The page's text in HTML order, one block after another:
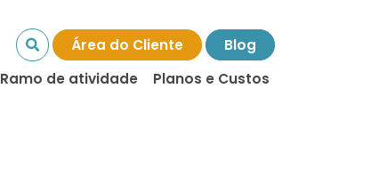
Área do Cliente
Blog
Ramo de atividade Planos e Custos